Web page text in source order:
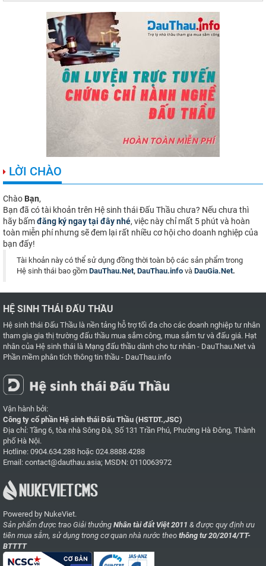
LỜI CHÀO
Chào Bạn,
Bạn đã có tài khoản trên Hệ sinh thái Đấu Thầu chưa? Nếu chưa thì
hãy bấmđăng ký ngay tại đây nhé, việc này chỉ mất 5 phút và hoàn
toàn miễn phí nhưng sẽ đem lại rất nhiều cơ hội cho doanh nghiệp của
bạn đấy!
Tài khoản này có thể sử dụng đồng thời toàn bộ các sản phẩm trong
Hệ sinh thái bao gồm DauThau.Net, DauThau.info và DauGia.Net.
HỆ SINH THÁI ĐẤU THẦU
Hệ sinh thái Đấu Thầu là nền tảng hỗ trợ tối đa cho các doanh nghiệp tư nhân
tham gia gia thị trường đấu thầu mua sắm công, mua sắm tư và đấu giá. Hạt
nhân của Hệ sinh thái là Mạng đấu thầu dành cho tư nhân - DauThau.Net và
Phần mềm phân tích thông tin thầu - DauThau.info
Vận hành bởi:
Công ty cổ phần Hệ sinh thái Đấu Thầu (HSTDT.,JSC)
Địa chỉ: Tầng 6, tòa nhà Sông Đà, Số 131 Trần Phú, Phường Hà Đông, Thành
phố Hà Nội.
Hotline: 0904.634.288 hoặc 024.8888.4288
Email: contact@dauthau.asia; MSDN: 0110063972
Powered by NukeViet.
Sản phẩm được trao Giải thưởng Nhân tài đất Việt 2011 & được quy định ưu
tiên mua sắm, sử dụng trong cơ quan nhà nước theo thông tư 20/2014/TT-
BTTTT